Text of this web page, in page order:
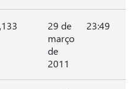
29 de
março
de
2011
23:49